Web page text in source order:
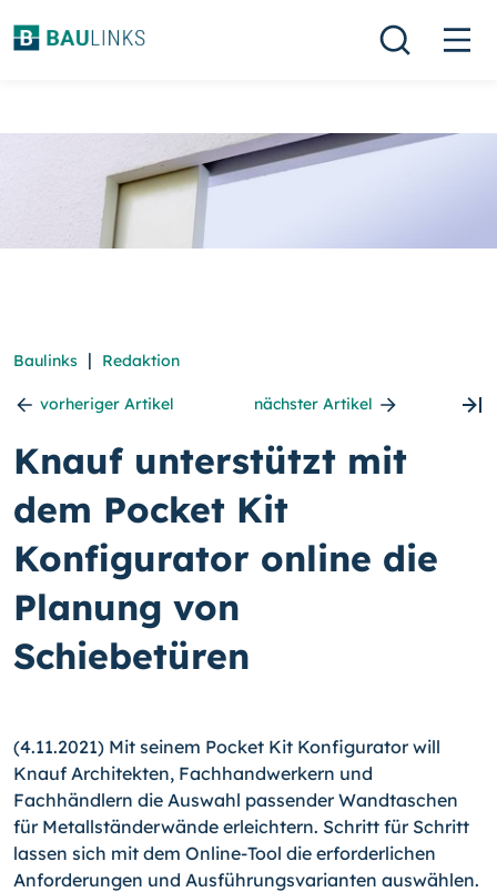
Baulinks | Redaktion
vorheriger Artikel nächster Artikel
Knauf unterstützt mit
dem Pocket Kit
Konfigurator online die
Planung von
Schiebetüren
(4.11.2021) Mit seinem Pocket Kit Konfigurator will
Knauf Architekten, Fachhandwerkern und
Fachhändlern die Auswahl passender Wandtaschen
für Metallständerwände erleichtern. Schritt für Schritt
lassen sich mit dem Online-Tool die erforderlichen
Anforderungen und Ausführungsvarianten auswählen.